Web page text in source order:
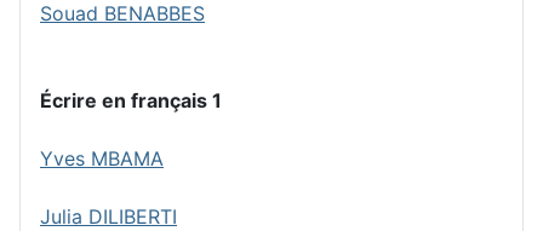
Souad BENABBES
Écrire en français 1
Yves MBAMA
Julia DILIBERTI